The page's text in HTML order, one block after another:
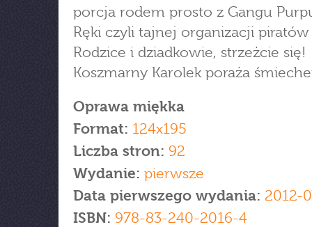
porcja rodem prosto z Gangu
Ręki czyli tajnej organizacji piratów
Rodzice i dziadkowie, strzeżcie się!
Koszmarny Karolek poraża
Oprawa miękka
Format: 124x195
Liczba stron: 92
Wydanie: pierwsze
Data pierwszego wydania: 2012-
ISBN: 978-83-240-2016-4